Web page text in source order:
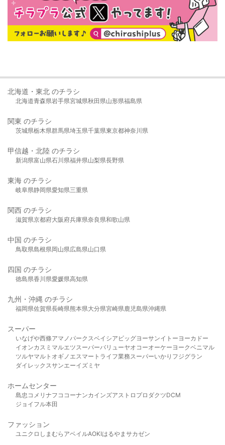
北海道・東北 のチラシ
北海道青森県岩手県宮城県秋田県山形県福島県
関東 のチラシ
茨城県栃木県群馬県埼玉県千葉県東京都神奈川県
甲信越・北陸 のチラシ
新潟県富山県石川県福井県山梨県長野県
東海 のチラシ
岐阜県静岡県愛知県三重県
関西 のチラシ
滋賀県京都府大阪府兵庫県奈良県和歌山県
中国 のチラシ
鳥取県島根県岡山県広島県山口県
四国 のチラシ
徳島県香川県愛媛県高知県
九州・沖縄 のチラシ
福岡県佐賀県長崎県熊本県大分県宮崎県鹿児島県沖縄県
スーパー
いなげや西條アマノパークスベイシア ビッグヨーサンイトーヨーカドー
イオンカスミ マルエツスーパーバリューヤオコーオーケー ヨークベニマル
ツルヤマルト オギノ エスマート ライフ業務スーパーいかり フジグラン
ダイレックスサンエーイズミヤ
ホームセンター
島忠 コメリ ナフコ コーナンカインズアストロプロダクツDCM
ジョイフル本田
ファッション
ユニクロ しまむら アベイルAOKIはるやま サカゼン